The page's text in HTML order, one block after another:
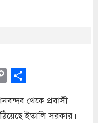
Copy
Linkথেকে প্রবাসী
ইতালি সরকার।